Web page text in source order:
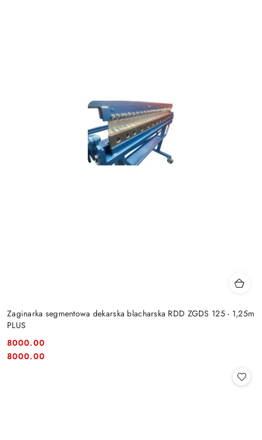
Zaginarka segmentowa dekarska blacharska RDD ZGDS 125 - 1,25m
PLUS
Cena:
8000.00
Cena:
8000.00